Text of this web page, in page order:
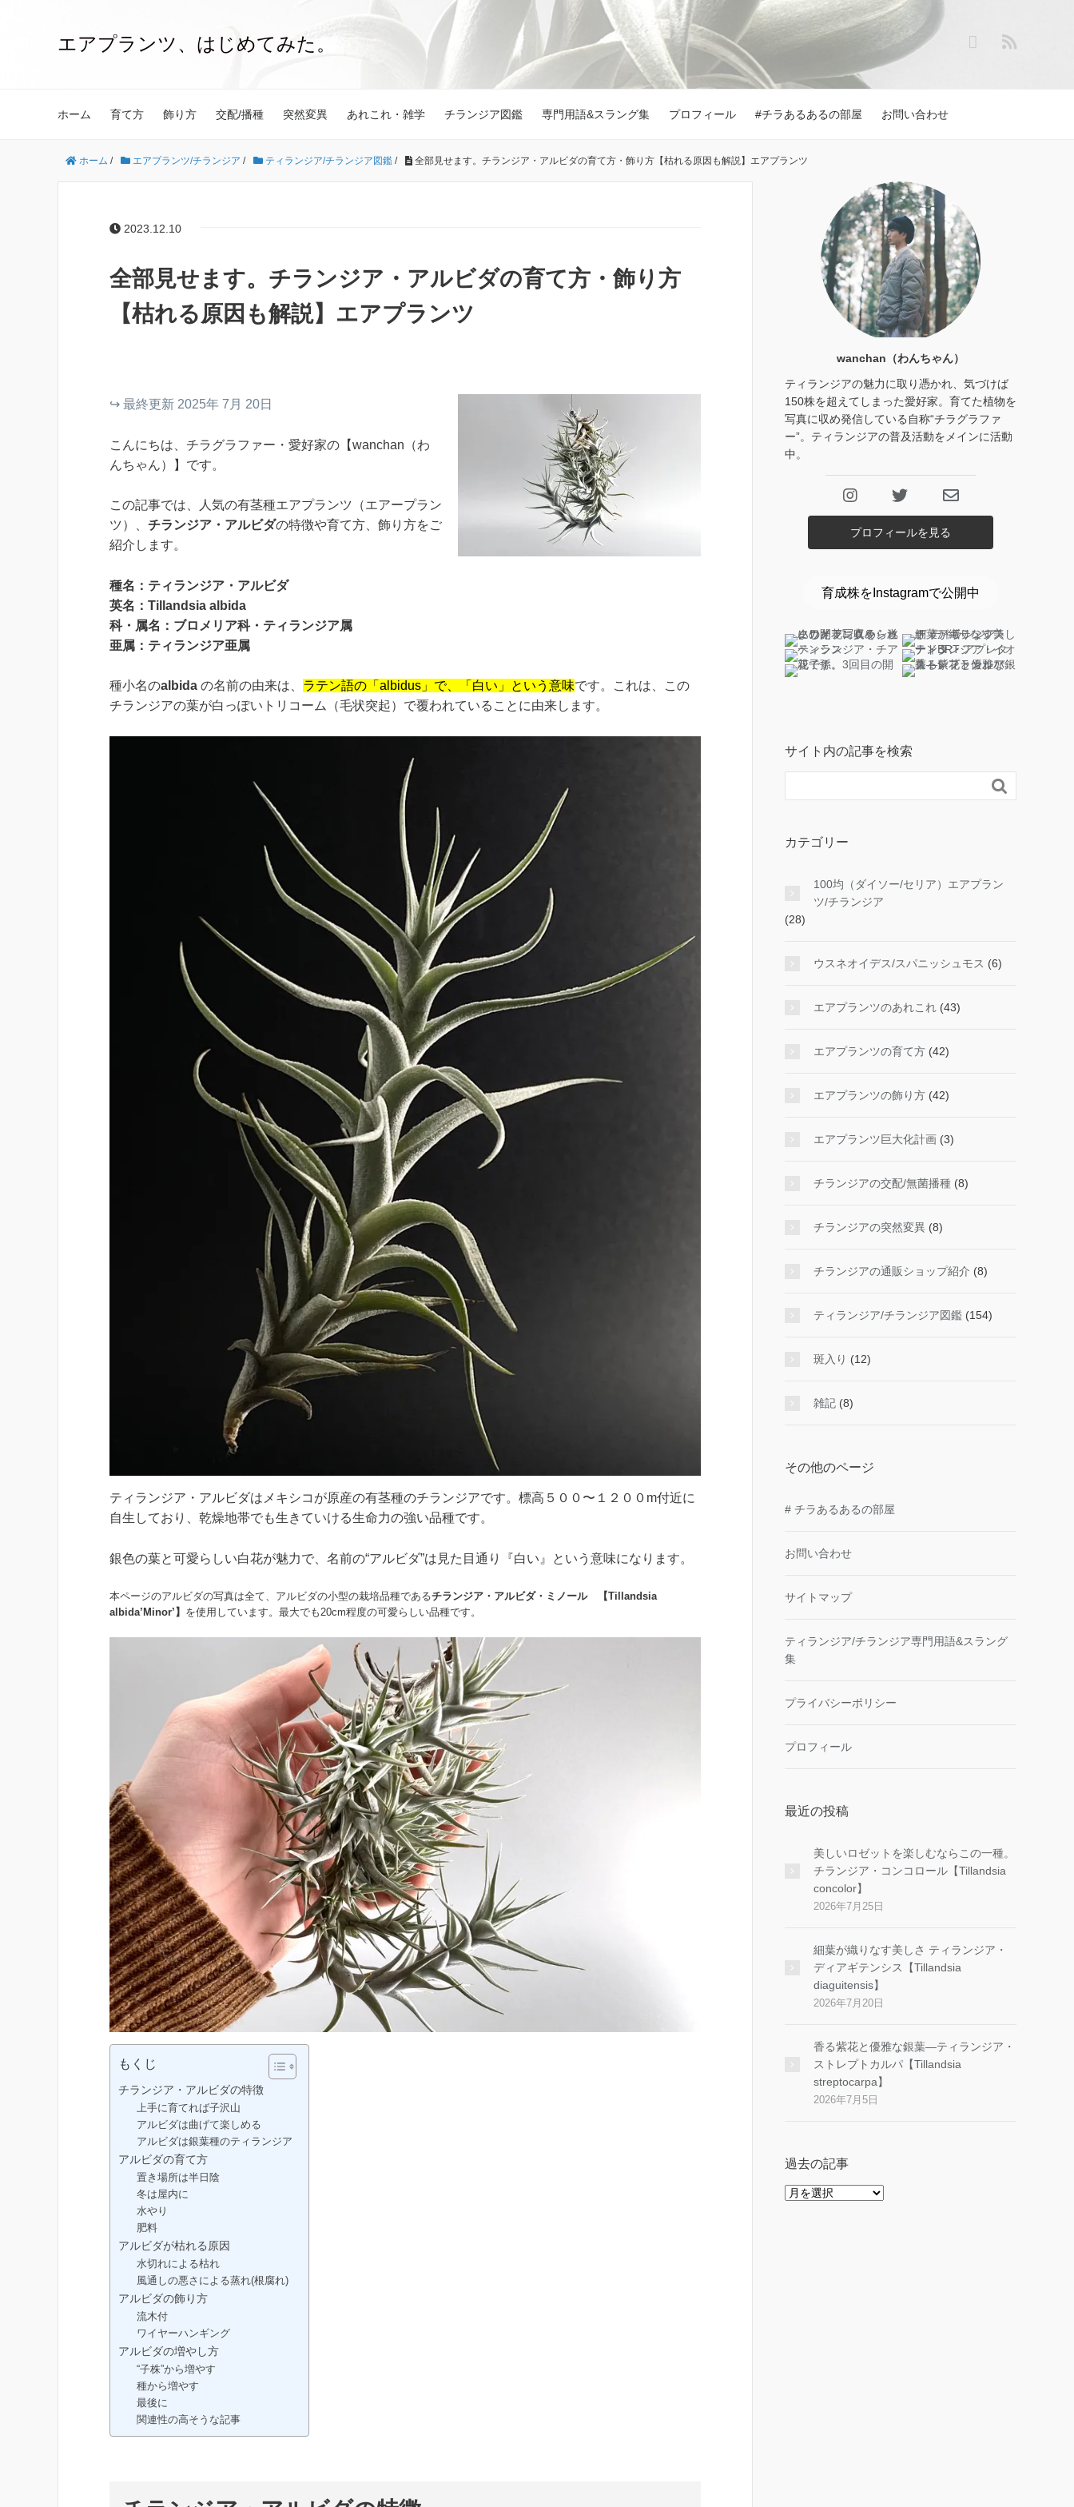
エアプランツ、はじめてみた。
ホーム 育て方 飾り方 交配/播種 突然変異 あれこれ・雑学 チランジア図鑑 専門用語&スラング集 プロフィール #チラあるあるの部屋 お問い合わせ
ホーム / エアプランツ/チランジア / ティランジア/チランジア図鑑 / 全部見せます。チランジア・アルビダの育て方・飾り方【枯れる原因も解説】エアプランツ
2023.12.10
全部見せます。チランジア・アルビダの育て方・飾り方
【枯れる原因も解説】エアプランツ
↪︎ 最終更新 2025年 7月 20日
こんにちは、チラグラファー・愛好家の【wanchan（わ
んちゃん）】です。
この記事では、人気の有茎種エアプランツ（エアープラン
ツ）、 チランジア・アルビダの特徴や育て方、飾り方をご
紹介します。
種名：ティランジア・アルビダ
英名：Tillandsia albida
科・属名：ブロメリア科・ティランジア属
亜属：ティランジア亜属
種小名のalbida の名前の由来は、 ラテン語の「albidus」で、「白い」という意味です。これは、この
チランジアの葉が白っぽいトリコーム（毛状突起）で覆われていることに由来します。
ティランジア・アルビダはメキシコが原産の有茎種のチランジアです。標高５００〜１２００m付近に
自生しており、乾燥地帯でも生きていける生命力の強い品種です。
銀色の葉と可愛らしい白花が魅力で、名前の“アルビダ”は見た目通り『白い』という意味になります。
本ページのアルビダの写真は全て、アルビダの小型の栽培品種であるチランジア・アルビダ・ミノール 【Tillandsia
albida’Minor’】 を使用しています。最大でも20cm程度の可愛らしい品種です。
もくじ
チランジア・アルビダの特徴
上手に育てれば子沢山
アルビダは曲げて楽しめる
アルビダは銀葉種のティランジア
アルビダの育て方
置き場所は半日陰
冬は屋内に
水やり
肥料
アルビダが枯れる原因
水切れによる枯れ
風通しの悪さによる蒸れ(根腐れ)
アルビダの飾り方
流木付
ワイヤーハンギング
アルビダの増やし方
“子株”から増やす
種から増やす
最後に
関連性の高そうな記事
wanchan（わんちゃん）
ティランジアの魅力に取り憑かれ、気づけば
150株を超えてしまった愛好家。育てた植物を
写真に収め発信している自称“チラグラファ
ー”。ティランジアの普及活動をメインに活動
中。
プロフィールを見る
育成株をInstagramで公開中
サイト内の記事を検索

カテゴリー
100均（ダイソー/セリア）エアプラン
ツ/チランジア
(28)
ウスネオイデス/スパニッシュモス (6)
エアプランツのあれこれ (43)
エアプランツの育て方 (42)
エアプランツの飾り方 (42)
エアプランツ巨大化計画 (3)
チランジアの交配/無菌播種 (8)
チランジアの突然変異 (8)
チランジアの通販ショップ紹介 (8)
ティランジア/チランジア図鑑 (154)
斑入り (12)
雑記 (8)
その他のページ
# チラあるあるの部屋
お問い合わせ
サイトマップ
ティランジア/チランジア専門用語&スラング
集
プライバシーポリシー
プロフィール
最近の投稿
美しいロゼットを楽しむならこの一種。
チランジア・コンコロール【Tillandsia
concolor】
2026年7月25日
細葉が織りなす美しさ ティランジア・
ディアギテンシス【Tillandsia
diaguitensis】
2026年7月20日
香る紫花と優雅な銀葉―ティランジア・
ストレプトカルパ【Tillandsia
streptocarpa】
2026年7月5日
過去の記事
過